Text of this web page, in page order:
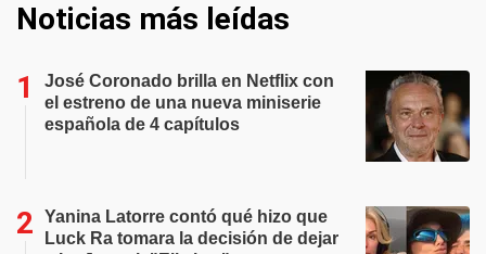
Noticias más leídas
José Coronado brilla en Netflix con
el estreno de una nueva miniserie
española de 4 capítulos
Yanina Latorre contó qué hizo que
Luck Ra tomara la decisión de dejar